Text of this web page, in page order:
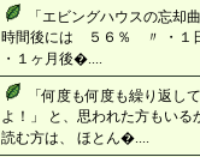
「エビングハウスの忘却
時間後には ５６％ 〃 ・
・１ヶ月後�....
「何度も何度も繰り返
よ！」 と、思われた方もいる
読む方は、 ほとん�....